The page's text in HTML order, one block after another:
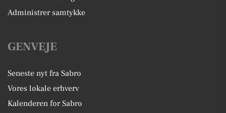
Administrer samtykke
GENVEJE
Seneste nyt fra Sabro
Vores lokale erhverv
Kalenderen for Sabro